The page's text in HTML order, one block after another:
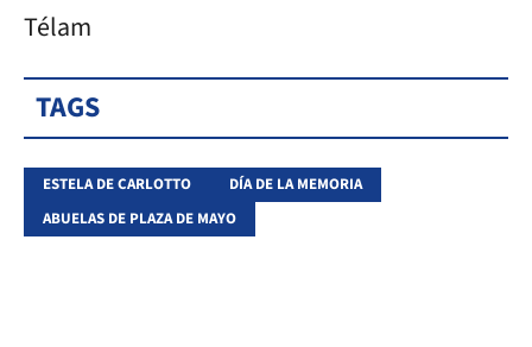
Télam
TAGS
ESTELA DE CARLOTTO
DÍA DE LA MEMORIA
ABUELAS DE PLAZA DE MAYO